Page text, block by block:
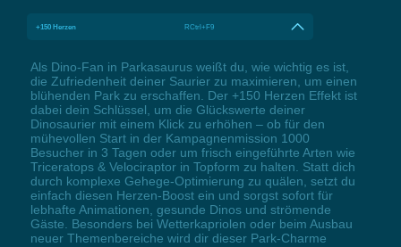
+150 Herzen RCtrl+F9
Als Dino-Fan in Parkasaurus weißt du, wie wichtig es ist,
die Zufriedenheit deiner Saurier zu maximieren, um einen
blühenden Park zu erschaffen. Der +150 Herzen Effekt ist
dabei dein Schlüssel, um die Glückswerte deiner
Dinosaurier mit einem Klick zu erhöhen – ob für den
mühevollen Start in der Kampagnenmission 1000
Besucher in 3 Tagen oder um frisch eingeführte Arten wie
Triceratops & Velociraptor in Topform zu halten. Statt dich
durch komplexe Gehege-Optimierung zu quälen, setzt du
einfach diesen Herzen-Boost ein und sorgst sofort für
lebhafte Animationen, gesunde Dinos und strömende
Gäste. Besonders bei Wetterkapriolen oder beim Ausbau
neuer Themenbereiche wird dir dieser Park-Charme